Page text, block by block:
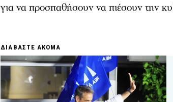
για να προσπαθήσουν να πιέσουν την
ΔΙΑΒΑΣΤΕ ΑΚΟΜΑ